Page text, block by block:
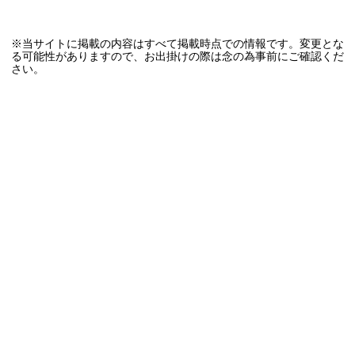
※当サイトに掲載の内容はすべて掲載時点での情報です。変更とな
る可能性がありますので、お出掛けの際は念の為事前にご確認くだ
さい。